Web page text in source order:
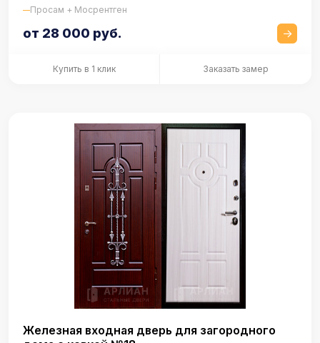
Просам + Мосрентген
от 28 000 руб.
Купить в 1 клик Заказать замер
Железная входная дверь для загородного